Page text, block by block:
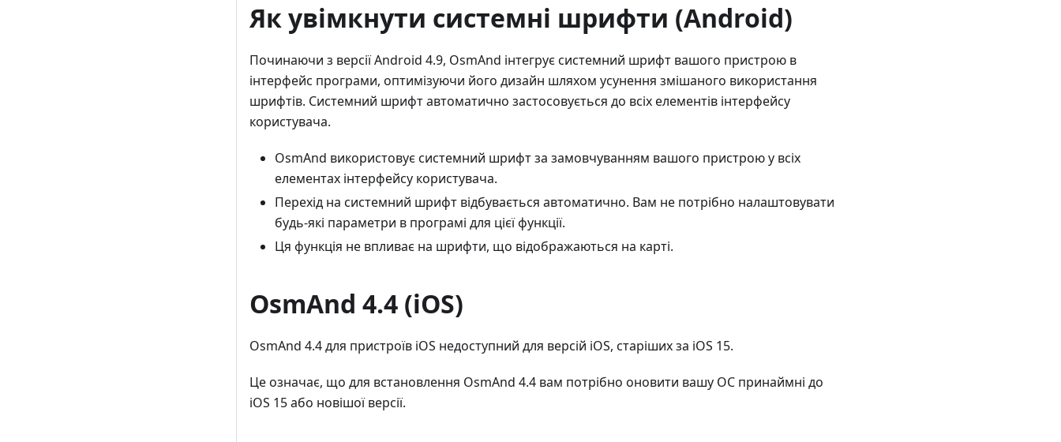
Як увімкнути системні шрифти (Android)
Починаючи з версії Android 4.9, OsmAnd інтегрує системний шрифт вашого пристрою в
інтерфейс програми, оптимізуючи його дизайн шляхом усунення змішаного використання
шрифтів. Системний шрифт автоматично застосовується до всіх елементів інтерфейсу
користувача.
OsmAnd використовує системний шрифт за замовчуванням вашого пристрою у всіх
елементах інтерфейсу користувача.
Перехід на системний шрифт відбувається автоматично. Вам не потрібно налаштовувати
будь-які параметри в програмі для цієї функції.
Ця функція не впливає на шрифти, що відображаються на карті.
OsmAnd 4.4 (iOS)
OsmAnd 4.4 для пристроїв iOS недоступний для версій iOS, старіших за iOS 15.
Це означає, що для встановлення OsmAnd 4.4 вам потрібно оновити вашу ОС принаймні до
iOS 15 або новішої версії.